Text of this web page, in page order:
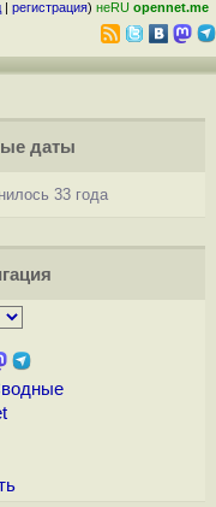
| регистрация) неRU opennet.me
даты
33 года